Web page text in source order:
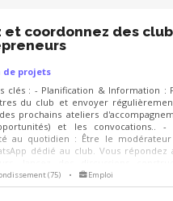
et coordonnez des
de projets
clés : - Planification & Information :
du club et envoyer
prochains ateliers
et les convocations..
au quotidien : Être le
dédié au club. Vous répondez
les membres. - Suivi et Qualité :
des membres du club, analyser
(75) • Emploi